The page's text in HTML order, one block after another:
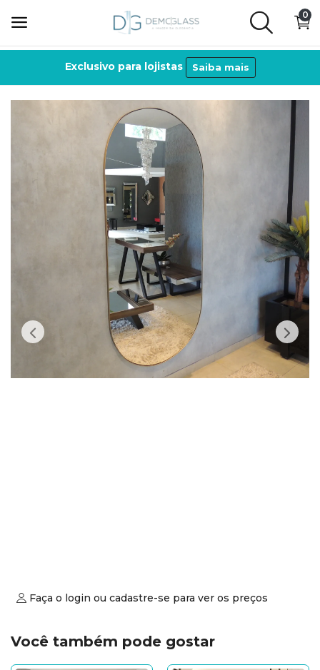
0
Exclusivo para lojistas Saiba mais
Faça o login ou cadastre-se para ver os preços
Você também pode gostar